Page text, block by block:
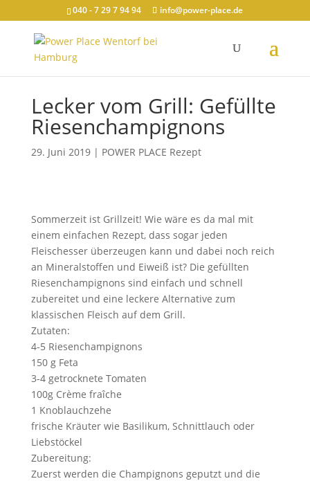
040 - 7 29 7 94 94 info@power-place.de
Lecker vom Grill: Gefüllte
Riesenchampignons
29. Juni 2019| POWER PLACE Rezept
Sommerzeit ist Grillzeit! Wie wäre es da mal mit
einem einfachen Rezept, dass sogar jeden
Fleischesser überzeugen kann und dabei noch reich
an Mineralstoffen und Eiweiß ist? Die gefüllten
Riesenchampignons sind einfach und schnell
zubereitet und eine leckere Alternative zum
klassischen Fleisch auf dem Grill.
Zutaten:
4-5 Riesenchampignons
150 g Feta
3-4 getrocknete Tomaten
100g Crème fraîche
1 Knoblauchzehe
frische Kräuter wie Basilikum, Schnittlauch oder
Liebstöckel
Zubereitung:
Zuerst werden die Champignons geputzt und die